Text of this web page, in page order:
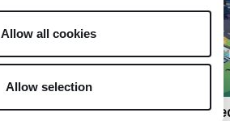
Allow all cookies
Allow selection
Vier US-